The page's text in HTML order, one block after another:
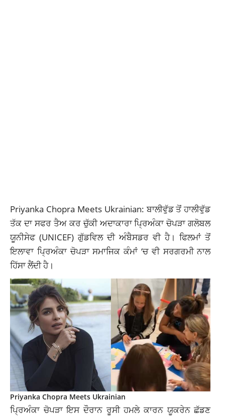
Priyanka Chopra Meets Ukrainian: ਬਾਲੀਵੁੱਡ ਤੋਂ ਹਾਲੀਵੁੱਡ
ਤੱਕ ਦਾ ਸਫਰ ਤੈਅ ਕਰ ਚੁੱਕੀ ਅਦਾਕਾਰਾ ਪ੍ਰਿਅੰਕਾ ਚੋਪੜਾ ਗਲੋਬਲ
ਯੂਨੀਸੇਫ (UNICEF) ਗੁੱਡਵਿਲ ਦੀ ਅੰਬੈਸਡਰ ਵੀ ਹੈ। ਫਿਲਮਾਂ ਤੋਂ
ਇਲਾਵਾ ਪ੍ਰਿਅੰਕਾ ਚੋਪੜਾ ਸਮਾਜਿਕ ਕੰਮਾਂ ‘ਚ ਵੀ ਸਰਗਰਮੀ ਨਾਲ
ਹਿੱਸਾ ਲੈਂਦੀ ਹੈ।
Priyanka Chopra Meets Ukrainian
ਪ੍ਰਿਅੰਕਾ ਚੋਪੜਾ ਇਸ ਦੌਰਾਨ ਰੂਸੀ ਹਮਲੇ ਕਾਰਨ ਯੂਕਰੇਨ ਛੱਡਣ